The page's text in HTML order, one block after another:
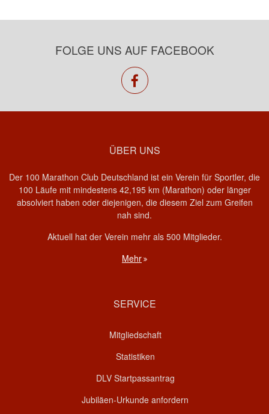
FOLGE UNS AUF FACEBOOK
facebook
ÜBER UNS
Der 100 Marathon Club Deutschland ist ein Verein für Sportler, die
100 Läufe mit mindestens 42,195 km (Marathon) oder länger
absolviert haben oder diejenigen, die diesem Ziel zum Greifen
nah sind.
Aktuell hat der Verein mehr als 500 Mitglieder.
Mehr
SERVICE
Mitgliedschaft
Statistiken
DLV Startpassantrag
Jubiläen-Urkunde anfordern